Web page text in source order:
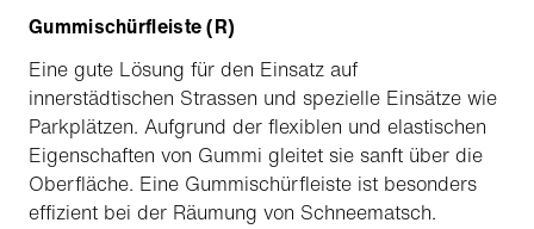
Gummischürfleiste (R)
Eine gute Lösung für den Einsatz auf
innerstädtischen Strassen und spezielle Einsätze wie
Parkplätzen. Aufgrund der flexiblen und elastischen
Eigenschaften von Gummi gleitet sie sanft über die
Oberfläche. Eine Gummischürfleiste ist besonders
effizient bei der Räumung von Schneematsch.